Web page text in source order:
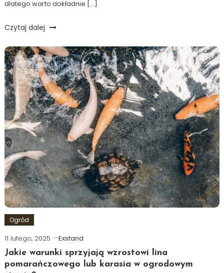
dlatego warto dokładnie […]
Czytaj dalej
Ogród
11 lutego, 2025
Exstand
Jakie warunki sprzyjają wzrostowi lina
pomarańczowego lub karasia w ogrodowym